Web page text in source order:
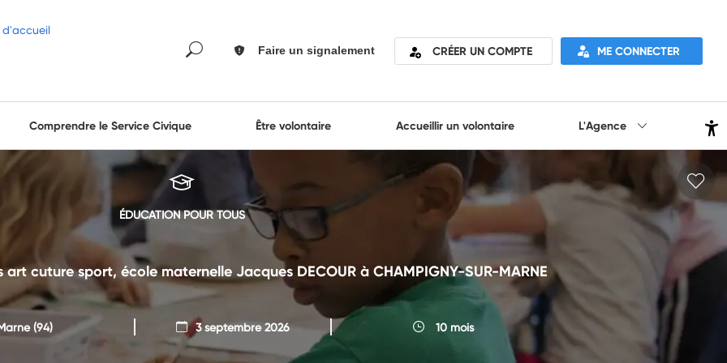
Faire un signalement CRÉER UN COMPTE ME CONNECTER
Comprendre le Service Civique Être volontaire Accueillir un volontaire L'Agence
ÉDUCATION POUR TOUS
cuture sport, école maternelle Jacques DECOUR à CHAMPIGNY-SUR-MARNE
(94) 3 septembre 2026 10 mois